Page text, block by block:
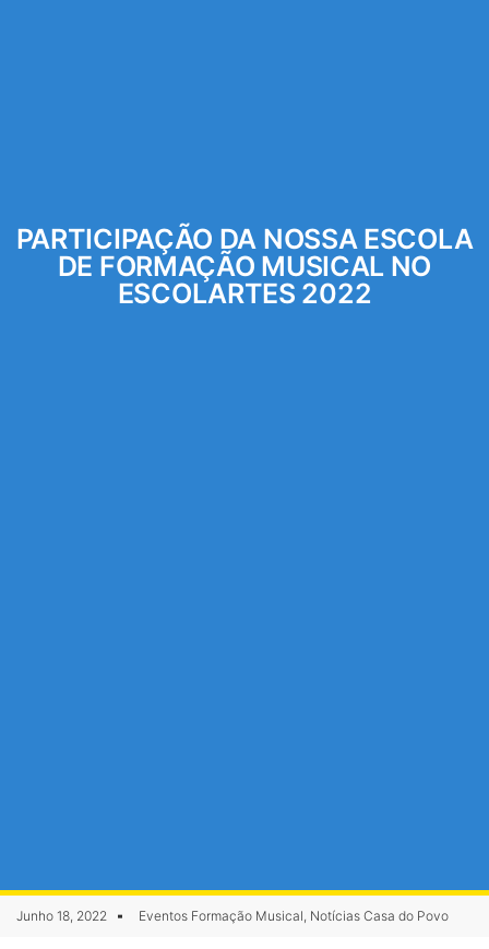
PARTICIPAÇÃO DA NOSSA ESCOLA
DE FORMAÇÃO MUSICAL NO
ESCOLARTES 2022
Junho 18, 2022 Eventos Formação Musical, Notícias Casa do Povo